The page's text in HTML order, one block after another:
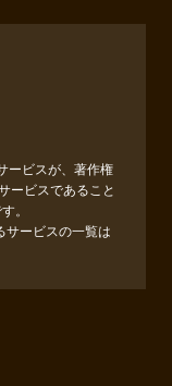
ービスが、著作権
ービスであること
。
サービスの一覧は